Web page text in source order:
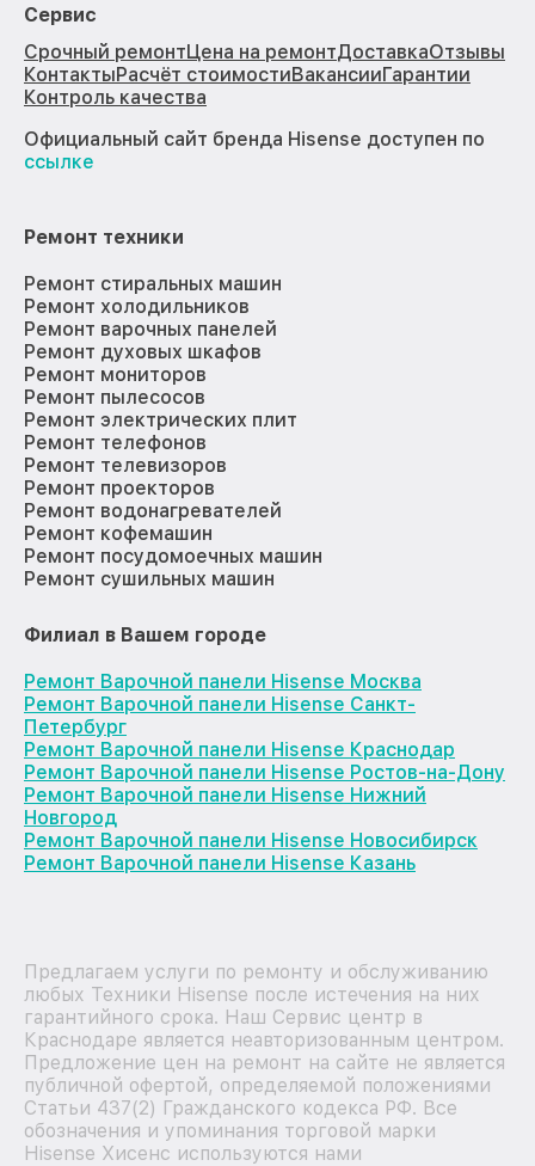
Сервис
Срочный ремонтЦена на ремонтДоставкаОтзывы
КонтактыРасчёт стоимостиВакансииГарантии
Контроль качества
Официальный сайт бренда Hisense доступен по
ссылке
Ремонт техники
Ремонт стиральных машин
Ремонт холодильников
Ремонт варочных панелей
Ремонт духовых шкафов
Ремонт мониторов
Ремонт пылесосов
Ремонт электрических плит
Ремонт телефонов
Ремонт телевизоров
Ремонт проекторов
Ремонт водонагревателей
Ремонт кофемашин
Ремонт посудомоечных машин
Ремонт сушильных машин
Филиал в Вашем городе
Ремонт Варочной панели Hisense Москва
Ремонт Варочной панели Hisense Санкт-
Петербург
Ремонт Варочной панели Hisense Краснодар
Ремонт Варочной панели Hisense Ростов-на-Дону
Ремонт Варочной панели Hisense Нижний
Новгород
Ремонт Варочной панели Hisense Новосибирск
Ремонт Варочной панели Hisense Казань
Предлагаем услуги по ремонту и обслуживанию
любых Техники Hisense после истечения на них
гарантийного срока. Наш Сервис центр в
Краснодаре является неавторизованным центром.
Предложение цен на ремонт на сайте не является
публичной офертой, определяемой положениями
Статьи 437(2) Гражданского кодекса РФ. Все
обозначения и упоминания торговой марки
Hisense Хисенс используются нами